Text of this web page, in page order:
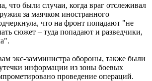
что были случаи, когда враг отслеживал
за маячком иностранного
что на фронт попадают "не
сюжет – туда попадают и разведчики,
экс-замминистра обороны, также были
утечки информации из зоны боевых
проведение операций.